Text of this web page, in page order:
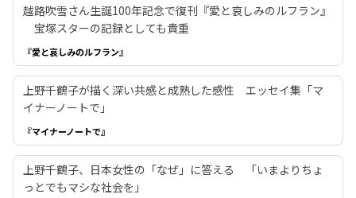
越路吹雪さん生誕100年記念で復刊『愛と哀しみのルフラン』
宝塚スターの記録としても貴重
『愛と哀しみのルフラン』
上野千鶴子が描く深い共感と成熟した感性 エッセイ集「マ
イナーノートで」
『マイナーノートで』
上野千鶴子、日本女性の「なぜ」に答える 「いまよりちょ
っとでもマシな社会を」